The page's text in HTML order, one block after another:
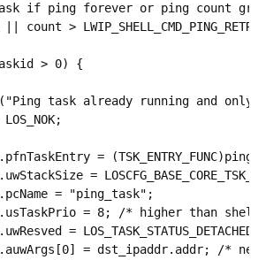
if ping forever or ping count
|| count >
> 0) {
task already running and
LOS_NOK;
=
=
= "ping_task";
= 8; /* higher than shell
=
= dst_ipaddr.addr; /*